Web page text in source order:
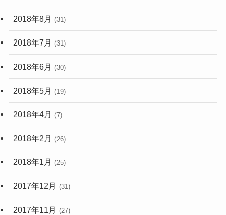
2018年8月 (31)
2018年7月 (31)
2018年6月 (30)
2018年5月 (19)
2018年4月 (7)
2018年2月 (26)
2018年1月 (25)
2017年12月 (31)
2017年11月 (27)